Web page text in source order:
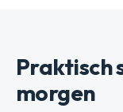
Praktisch
morgen